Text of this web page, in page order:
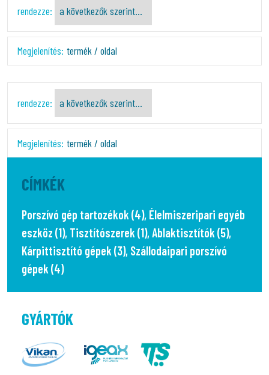
rendezze:
Megjelenítés: termék / oldal
rendezze:
Megjelenítés: termék / oldal
CÍMKÉK
Porszívó gép tartozékok (4), Élelmiszeripari egyéb
eszköz (1), Tisztítószerek (1),Ablaktisztítók (5),
Kárpittisztító gépek (3), Szállodaipari porszívó
gépek (4)
GYÁRTÓK